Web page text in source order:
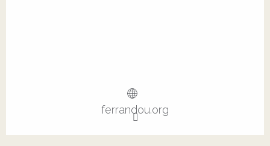
ferrandou.org